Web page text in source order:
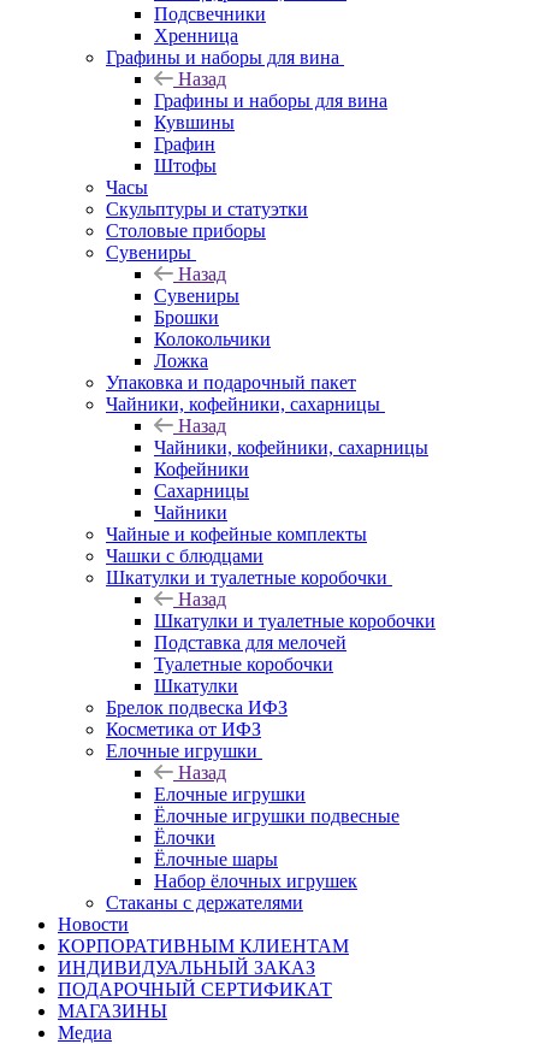
Подсвечники
Хренница
Графины и наборы для вина
Назад
Графины и наборы для вина
Кувшины
Графин
Штофы
Часы
Скульптуры и статуэтки
Столовые приборы
Сувениры
Назад
Сувениры
Брошки
Колокольчики
Ложка
Упаковка и подарочный пакет
Чайники, кофейники, сахарницы
Назад
Чайники, кофейники, сахарницы
Кофейники
Сахарницы
Чайники
Чайные и кофейные комплекты
Чашки с блюдцами
Шкатулки и туалетные коробочки
Назад
Шкатулки и туалетные коробочки
Подставка для мелочей
Туалетные коробочки
Шкатулки
Брелок подвеска ИФЗ
Косметика от ИФЗ
Елочные игрушки
Назад
Елочные игрушки
Ёлочные игрушки подвесные
Ёлочки
Ёлочные шары
Набор ёлочных игрушек
Стаканы с держателями
Новости
КОРПОРАТИВНЫМ КЛИЕНТАМ
ИНДИВИДУАЛЬНЫЙ ЗАКАЗ
ПОДАРОЧНЫЙ СЕРТИФИКАТ
МАГАЗИНЫ
Медиа